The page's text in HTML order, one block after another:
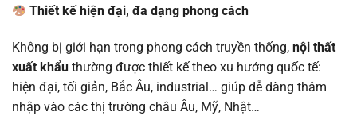
Thiết kế hiện đại, đa dạng phong cách
Không bị giới hạn trong phong cách truyền thống, nội thất
xuất khẩu thường được thiết kế theo xu hướng quốc tế:
hiện đại, tối giản, Bắc Âu, industrial… giúp dễ dàng thâm
nhập vào các thị trường châu Âu, Mỹ, Nhật…